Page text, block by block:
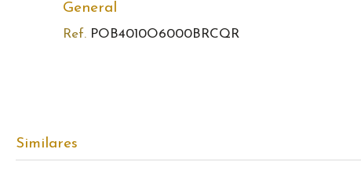
General
Ref. POB4010O6000BRCQR
Similares